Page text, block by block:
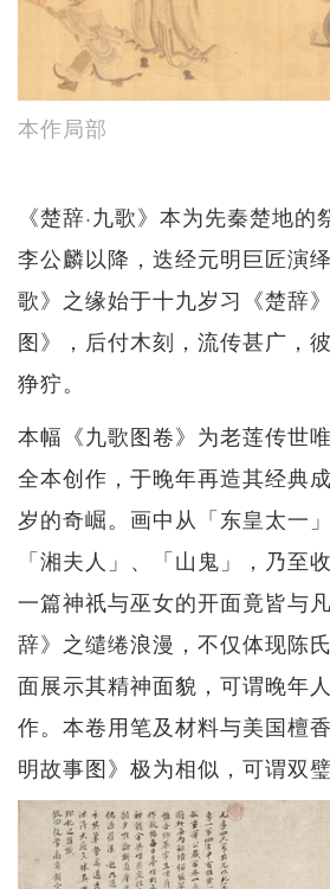
本作局部
《楚辞·九歌》本为先秦楚地
李公麟以降，迭经元明巨匠演
歌》之缘始于十九岁习《楚辞
图》，后付木刻，流传甚广，
狰狞。
本幅《九歌图卷》为老莲传世
全本创作，于晚年再造其经典
岁的奇崛。画中从「东皇太一
「湘夫人」、「山鬼」，乃至
一篇神祇与巫女的开面竟皆与
辞》之缱绻浪漫，不仅体现陈
面展示其精神面貌，可谓晚年
作。本卷用笔及材料与美国檀
明故事图》极为相似，可谓双璧